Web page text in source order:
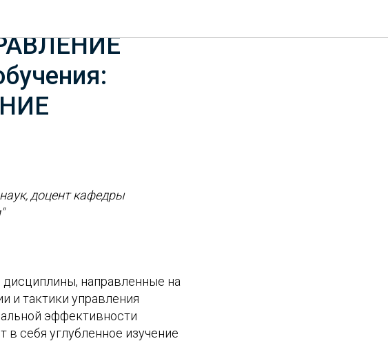
образование
доцент кафедры
направленные на
и тактики управления
эффективности
себя углубленное изучение